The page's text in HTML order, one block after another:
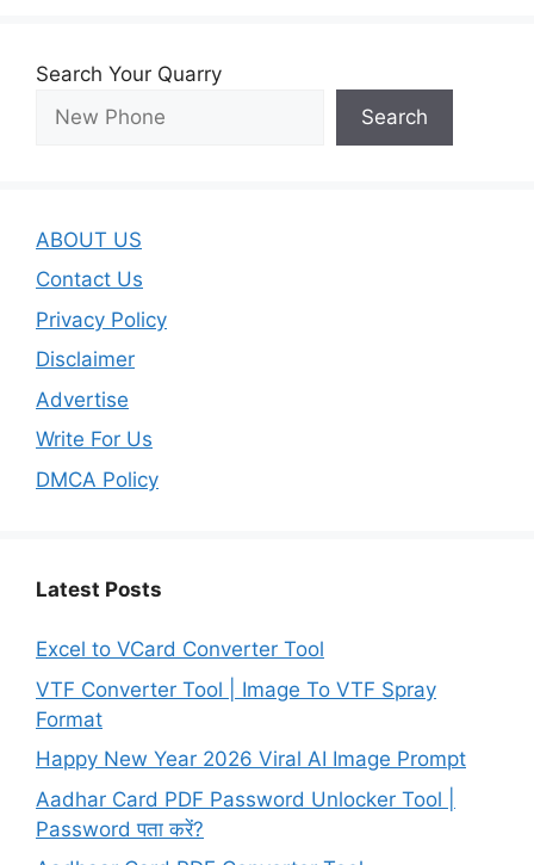
Search Your Quarry
Search
ABOUT US
Contact Us
Privacy Policy
Disclaimer
Advertise
Write For Us
DMCA Policy
Latest Posts
Excel to VCard Converter Tool
VTF Converter Tool | Image To VTF Spray
Format
Happy New Year 2026 Viral AI Image Prompt
Aadhar Card PDF Password Unlocker Tool |
Password पता करें?